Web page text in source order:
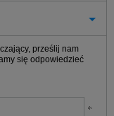
prześlij nam
się odpowiedzieć